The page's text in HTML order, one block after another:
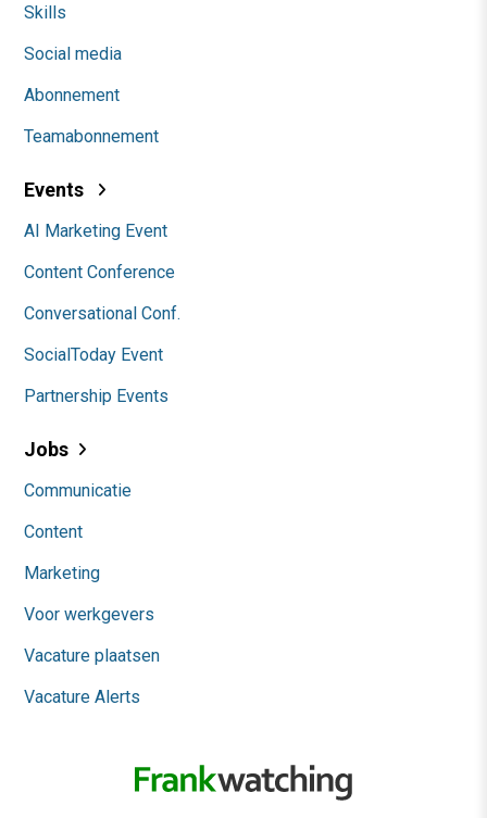
Skills
Social media
Abonnement
Teamabonnement
Events
AI Marketing Event
Content Conference
Conversational Conf.
SocialToday Event
Partnership Events
Jobs
Communicatie
Content
Marketing
Voor werkgevers
Vacature plaatsen
Vacature Alerts